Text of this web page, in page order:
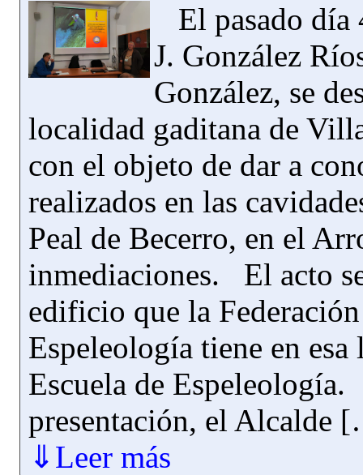
El pasado día
J. González
González, se
localidad gaditana de
con el objeto de dar a
realizados en las
Peal de Becerro, en el
inmediaciones. El acto
edificio que la
Espeleología tiene en
Escuela de
presentación, el Alcalde
⇓Leer más